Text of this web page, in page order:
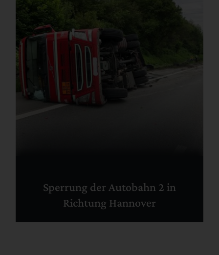
Sperrung der Autobahn 2 in
Richtung Hannover